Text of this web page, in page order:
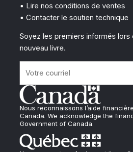
• Lire nos conditions de ventes
• Contacter le soutien technique
Soyez les premiers informés lors
nouveau livre.
Nous reconnaissons l’aide
Canada. We acknowledge the
Government of Canada.